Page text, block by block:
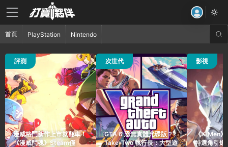
評測
漫威格鬥新作上市就翻車！
《漫威鬥魂》Steam僅
14 觀看 次世代
GTA 6 恐無實體光碟版？
Take-Two 執行長：大型遊
15 觀看 影視
《X-Men》
特選角引爆
52 觀看
首頁 PlayStation Nintendo